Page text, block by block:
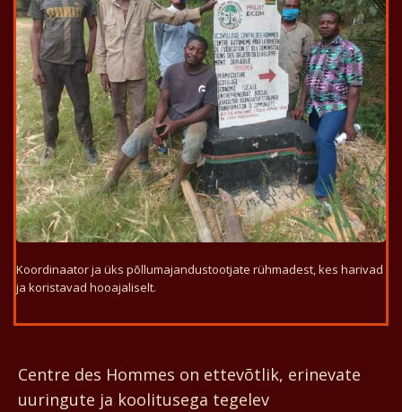
Koordinaator ja üks põllumajandustootjate rühmadest, kes harivad
ja koristavad hooajaliselt.
Centre des Hommes on ettevõtlik, erinevate
uuringute ja koolitusega tegelev